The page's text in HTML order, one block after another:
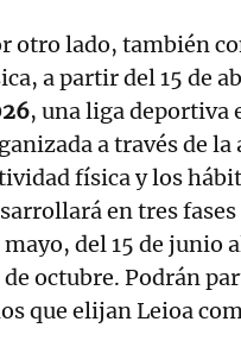
otro lado, también
a partir del 15 de
, una liga deportiva
a través de
física y los
en tres
mayo, del 15 de junio
de octubre. Podrán
que elijan Leioa